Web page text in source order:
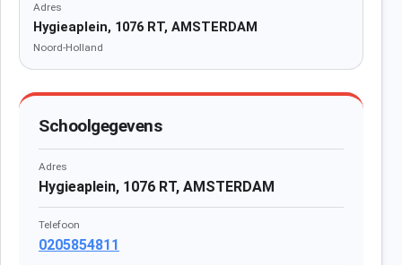
Adres
Hygieaplein, 1076 RT, AMSTERDAM
Noord-Holland
Schoolgegevens
Adres
Hygieaplein, 1076 RT, AMSTERDAM
Telefoon
0205854811